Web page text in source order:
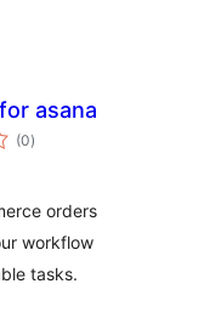
asana
(0celkové
hodnocení
)
orders
workflow
tasks.